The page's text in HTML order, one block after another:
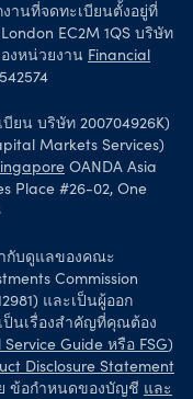
งานที่จดทะเบียนตั้งอยู่ที่
EC2M 1QS บริษัท
งหน่วยงาน Financial
ยน บริษัท 200704926K)
Markets Services)
OANDA Asia
Place #26-02, One
กับดูแลของคณะ
Commission
และเป็นผู้ออก
นเรื่องสำคัญที่คุณต้อง
Service Guide หรือ FSG)
Disclosure Statement
ข้อกำหนดของบัญชี และ